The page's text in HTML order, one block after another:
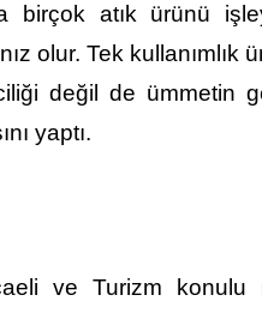
birçok atık ürünü
olur. Tek kullanımlık
değil de ümmetin
yaptı.
ve Turizm konulu